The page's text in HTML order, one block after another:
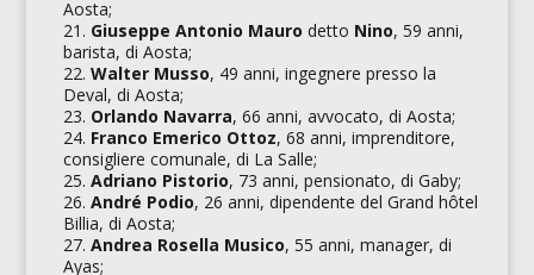
Aosta;
Giuseppe Antonio Mauro detto Nino, 59 anni,
barista, di Aosta;
Walter Musso, 49 anni, ingegnere presso la
Deval, di Aosta;
Orlando Navarra, 66 anni, avvocato, di Aosta;
Franco Emerico Ottoz, 68 anni, imprenditore,
consigliere comunale, di La Salle;
Adriano Pistorio, 73 anni, pensionato, di Gaby;
André Podio, 26 anni, dipendente del Grand hôtel
Billia, di Aosta;
Andrea Rosella Musico, 55 anni, manager, di
Ayas;